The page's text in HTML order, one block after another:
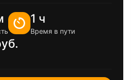
1 ч
Время в пути